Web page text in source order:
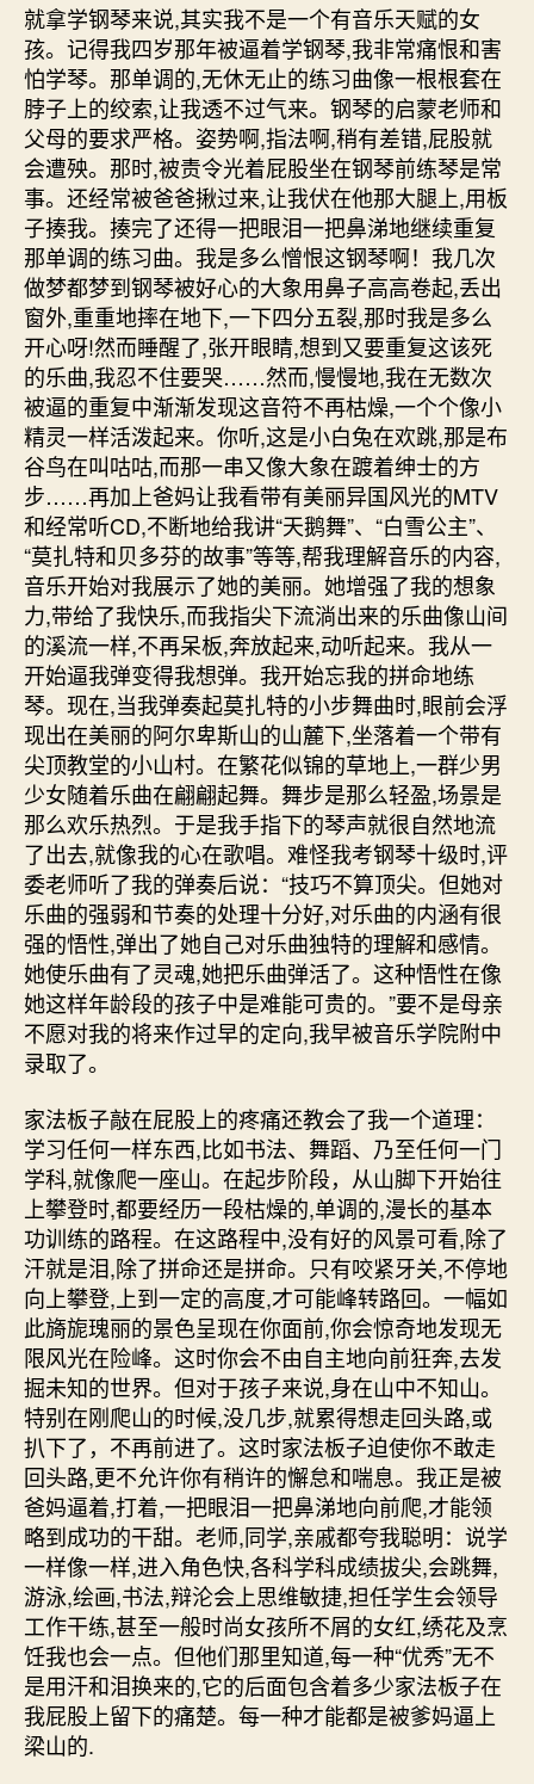
就拿学钢琴来说,其实我不是一个有音乐天赋的女
孩。记得我四岁那年被逼着学钢琴,我非常痛恨和害
怕学琴。那单调的,无休无止的练习曲像一根根套在
脖子上的绞索,让我透不过气来。钢琴的启蒙老师和
父母的要求严格。姿势啊,指法啊,稍有差错,屁股就
会遭殃。那时,被责令光着屁股坐在钢琴前练琴是常
事。还经常被爸爸揪过来,让我伏在他那大腿上,用板
子揍我。揍完了还得一把眼泪一把鼻涕地继续重复
那单调的练习曲。我是多么憎恨这钢琴啊！我几次
做梦都梦到钢琴被好心的大象用鼻子高高卷起,丢出
窗外,重重地摔在地下,一下四分五裂,那时我是多么
开心呀!然而睡醒了,张开眼睛,想到又要重复这该死
的乐曲,我忍不住要哭……然而,慢慢地,我在无数次
被逼的重复中渐渐发现这音符不再枯燥,一个个像小
精灵一样活泼起来。你听,这是小白兔在欢跳,那是布
谷鸟在叫咕咕,而那一串又像大象在踱着绅士的方
步……再加上爸妈让我看带有美丽异国风光的MTV
和经常听CD,不断地给我讲“天鹅舞”、“白雪公主”、
“莫扎特和贝多芬的故事”等等,帮我理解音乐的内容,
音乐开始对我展示了她的美丽。她增强了我的想象
力,带给了我快乐,而我指尖下流淌出来的乐曲像山间
的溪流一样,不再呆板,奔放起来,动听起来。我从一
开始逼我弹变得我想弹。我开始忘我的拼命地练
琴。现在,当我弹奏起莫扎特的小步舞曲时,眼前会浮
现出在美丽的阿尔卑斯山的山麓下,坐落着一个带有
尖顶教堂的小山村。在繁花似锦的草地上,一群少男
少女随着乐曲在翩翩起舞。舞步是那么轻盈,场景是
那么欢乐热烈。于是我手指下的琴声就很自然地流
了出去,就像我的心在歌唱。难怪我考钢琴十级时,评
委老师听了我的弹奏后说：“技巧不算顶尖。但她对
乐曲的强弱和节奏的处理十分好,对乐曲的内涵有很
强的悟性,弹出了她自己对乐曲独特的理解和感情。
她使乐曲有了灵魂,她把乐曲弹活了。这种悟性在像
她这样年龄段的孩子中是难能可贵的。”要不是母亲
不愿对我的将来作过早的定向,我早被音乐学院附中
录取了。
家法板子敲在屁股上的疼痛还教会了我一个道理：
学习任何一样东西,比如书法、舞蹈、乃至任何一门
学科,就像爬一座山。在起步阶段，从山脚下开始往
上攀登时,都要经历一段枯燥的,单调的,漫长的基本
功训练的路程。在这路程中,没有好的风景可看,除了
汗就是泪,除了拼命还是拼命。只有咬紧牙关,不停地
向上攀登,上到一定的高度,才可能峰转路回。一幅如
此旖旎瑰丽的景色呈现在你面前,你会惊奇地发现无
限风光在险峰。这时你会不由自主地向前狂奔,去发
掘未知的世界。但对于孩子来说,身在山中不知山。
特别在刚爬山的时候,没几步,就累得想走回头路,或
扒下了，不再前进了。这时家法板子迫使你不敢走
回头路,更不允许你有稍许的懈怠和喘息。我正是被
爸妈逼着,打着,一把眼泪一把鼻涕地向前爬,才能领
略到成功的干甜。老师,同学,亲戚都夸我聪明：说学
一样像一样,进入角色快,各科学科成绩拔尖,会跳舞,
游泳,绘画,书法,辩沦会上思维敏捷,担任学生会领导
工作干练,甚至一般时尚女孩所不屑的女红,绣花及烹
饪我也会一点。但他们那里知道,每一种“优秀”无不
是用汗和泪换来的,它的后面包含着多少家法板子在
我屁股上留下的痛楚。每一种才能都是被爹妈逼上
梁山的.